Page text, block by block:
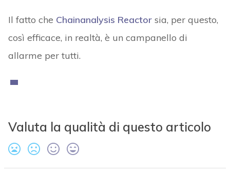
Il fatto che Chainanalysis Reactorsia, per questo,
così efficace, in realtà, è un campanello di
allarme per tutti.
Valuta la qualità di questo articolo